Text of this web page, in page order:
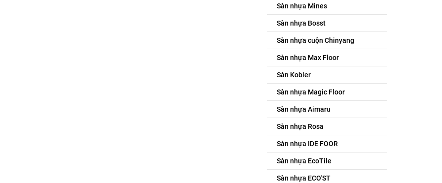
Sàn nhựa Mines
Sàn nhựa Bosst
Sàn nhựa cuộn Chinyang
Sàn nhựa Max Floor
Sàn Kobler
Sàn nhựa Magic Floor
Sàn nhựa Aimaru
Sàn nhựa Rosa
Sàn nhựa IDE FOOR
Sàn nhựa EcoTile
Sàn nhựa ECO'ST